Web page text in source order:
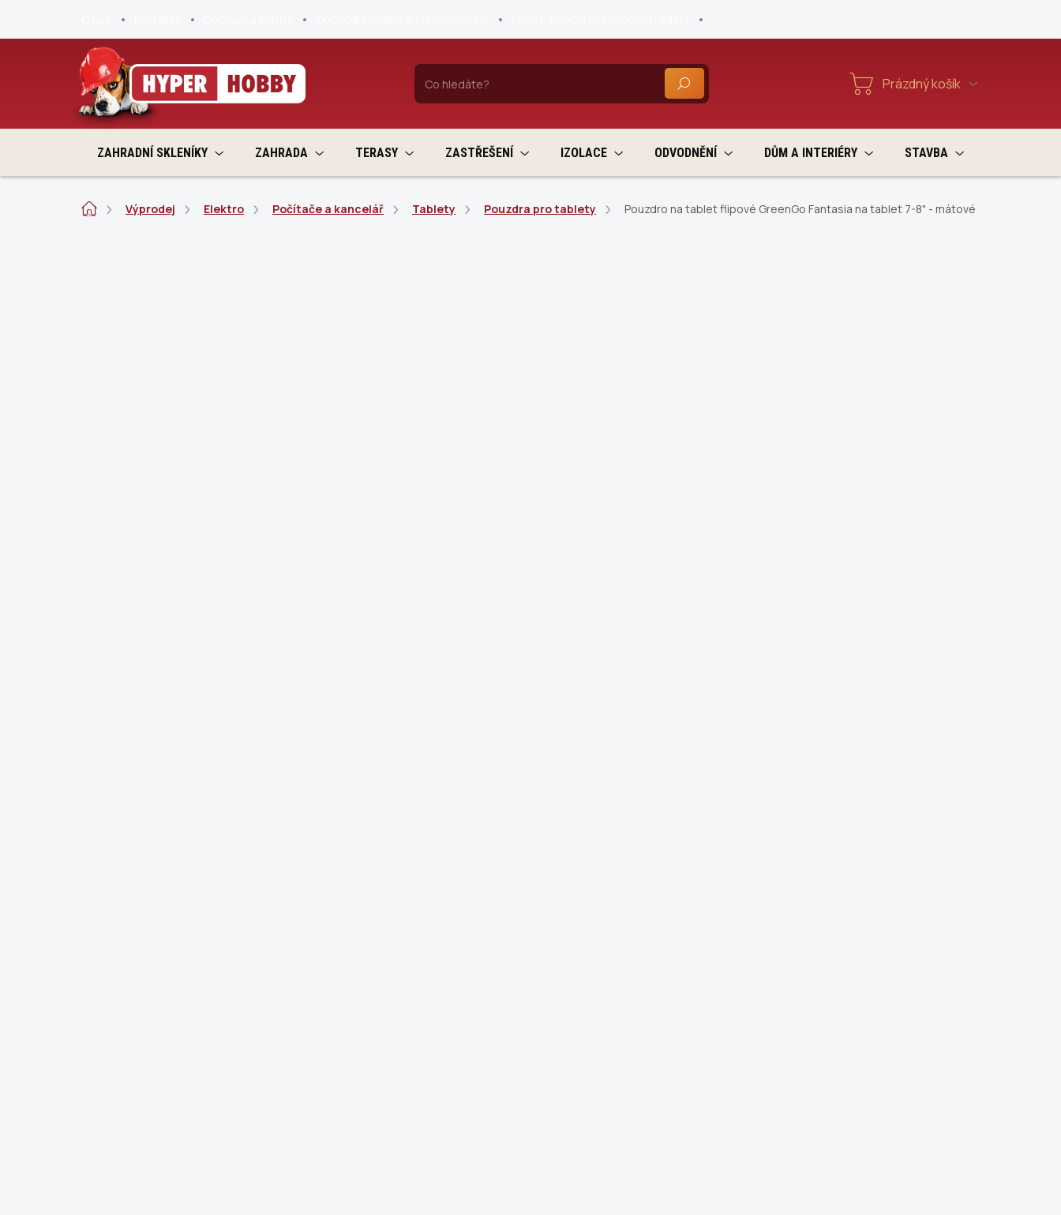
obsah
HLEDAT Nákupní
Prázdný košík
ZAHRADNÍ SKLENÍKY ZAHRADA TERASY ZASTŘEŠENÍ IZOLACE ODVODNĚNÍ DŮM A INTERIÉRY STAVBA
DomůVýprodej Elektro Počítače a kancelář Tablety Pouzdra pro tablety Pouzdro na tablet flipové GreenGo Fantasia na tablet 7-8" - mátové